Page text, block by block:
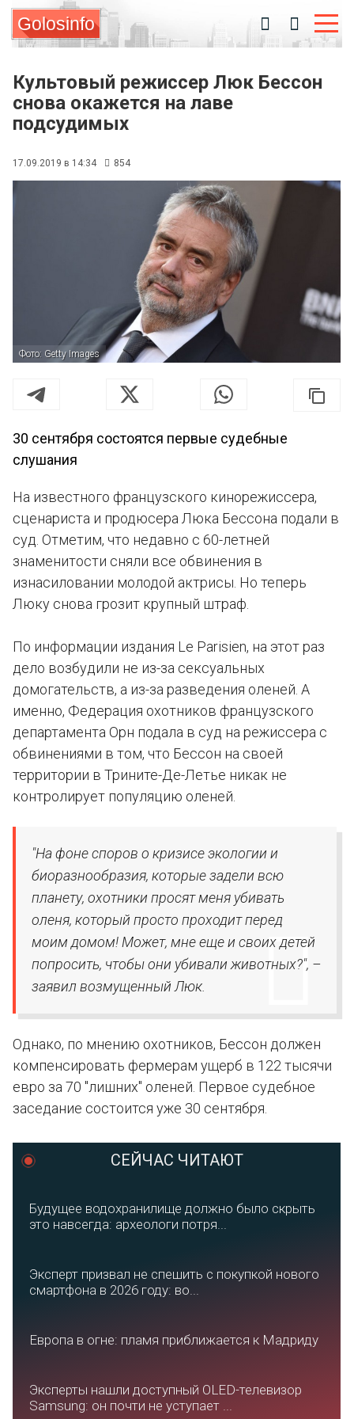
Golosinfo
Культовый режиссер Люк Бессон
снова окажется на лаве
подсудимых
17.09.2019 в 14:34 854
Фото: Getty Images
30 сентября состоятся первые судебные
слушания
На известного французского кинорежиссера,
сценариста и продюсера Люка Бессона подали в
суд. Отметим, что недавно с 60-летней
знаменитости сняли все обвинения в
изнасиловании молодой актрисы. Но теперь
Люку снова грозит крупный штраф.
По информации издания Le Parisien, на этот раз
дело возбудили не из-за сексуальных
домогательств, а из-за разведения оленей. А
именно, Федерация охотников французского
департамента Орн подала в суд на режиссера с
обвинениями в том, что Бессон на своей
территории в Трините-Де-Летье никак не
контролирует популяцию оленей.
"На фоне споров о кризисе экологии и
биоразнообразия, которые задели всю
планету, охотники просят меня убивать
оленя, который просто проходит перед
моим домом! Может, мне еще и своих детей
попросить, чтобы они убивали животных?", –
заявил возмущенный Люк.
Однако, по мнению охотников, Бессон должен
компенсировать фермерам ущерб в 122 тысячи
евро за 70 "лишних" оленей. Первое судебное
заседание состоится уже 30 сентября.
СЕЙЧАС ЧИТАЮТ
Будущее водохранилище должно было скрыть
это навсегда: археологи потря...
Эксперт призвал не спешить с покупкой нового
смартфона в 2026 году: во...
Европа в огне: пламя приближается к Мадриду
Эксперты нашли доступный OLED-телевизор
Samsung: он почти не уступает ...